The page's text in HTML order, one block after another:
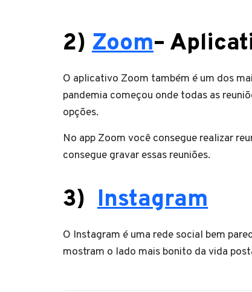
2) Zoom–
O aplicativo Zoom também é um dos
pandemia começou onde todas as
opções.
No app Zoom você consegue realizar
consegue gravar essas reuniões.
3) Instagram
O Instagram é uma rede social bem
mostram o lado mais bonito da vida